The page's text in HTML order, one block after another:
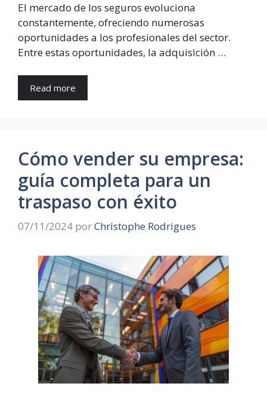
El mercado de los seguros evoluciona
constantemente, ofreciendo numerosas
oportunidades a los profesionales del sector.
Entre estas oportunidades, la adquisición …
Read more
Cómo vender su empresa:
guía completa para un
traspaso con éxito
07/11/2024 porChristophe Rodrigues